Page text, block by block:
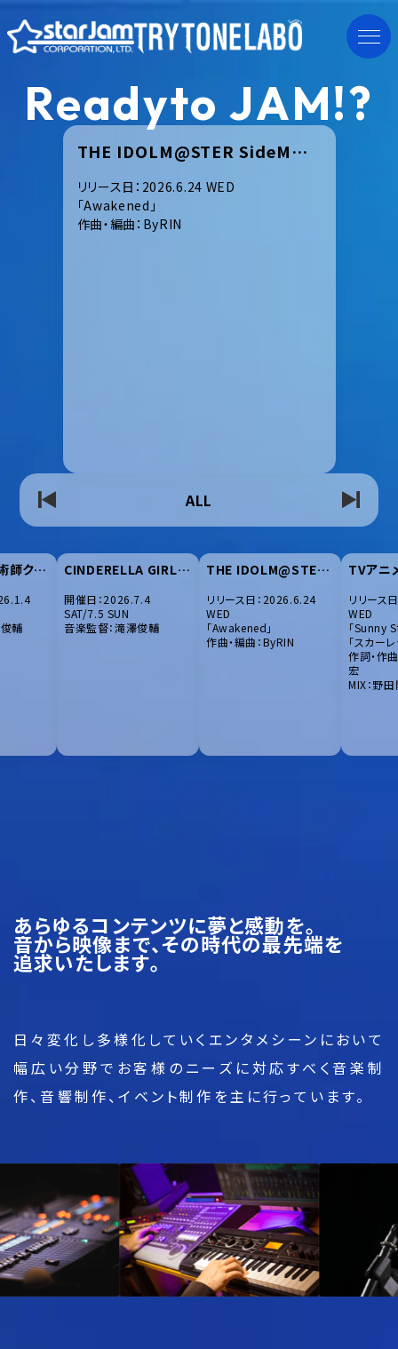
Readyto JAM!?
THE IDOLM@STER SideM～P@SSION CHALLENGE We are 315!～MONTHLY THEME SONG 08 C.FIRST
NEW
リリース日：2026.6.24 WED
「Awakened」
作曲・編曲：ByRIN
ALL
TVアニメ「魔術師クノンは見えている」劇伴
輔
CINDERELLA GIRLS MUSICAL DERE of the DEAD
NEW
開催日：2026.7.4
SAT/7.5 SUN
音楽監督：滝澤俊輔
THE IDOLM@STER SideM～P@SSION CHALLENGE We are 315!～MONTHLY THEME SONG 08 C.FIRST
NEW
リリース日：2026.6.24
WED
「Awakened」
作曲・編曲：ByRIN
NEW
リリース
WED
「Sunny
「スカーレ
作詞・作
宏
MIX：野
あらゆるコンテンツに夢と感動を。
音から映像まで、その時代の最先端を
追求いたします。
日々変化し多様化していくエンタメシーンにおいて
幅広い分野でお客様のニーズに対応すべく音楽制
作、音響制作、イベント制作を主に行っています。